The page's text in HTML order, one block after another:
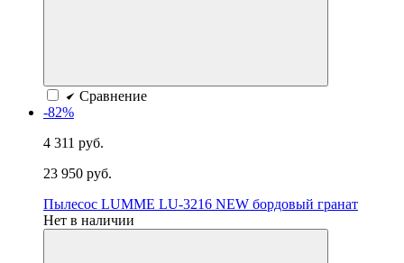
Сравнение
-82%
4 311 руб.
23 950 руб.
Пылесос LUMME LU-3216 NEW бордовый гранат
Нет в наличии